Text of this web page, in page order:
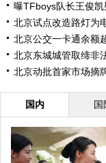
曝TFboys队长王俊
北京试点改造路灯为
北京公交一卡通余额
北京东城城管取缔非
北京动批首家市场摘
国内 国